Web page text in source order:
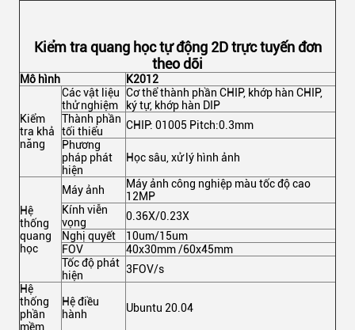
Kiểm tra quang học tự động 2D trực tuyến đơn
theo dõi
Mô hình K2012
Kiểm
tra khả
năng
Các vật liệu
thử nghiệm
Cơ thể thành phần CHIP, khớp hàn CHIP,
ký tự, khớp hàn DIP
Thành phần
tối thiểu
CHIP: 01005 Pitch:0.3mm
Phương
pháp phát
hiện
Học sâu, xử lý hình ảnh
Hệ
thống
quang
học
Máy ảnh
Máy ảnh công nghiệp màu tốc độ cao
12MP
Kính viễn
vọng
0.36X/0.23X
Nghị quyết
10um/15um
FOV
40x30mm /60x45mm
Tốc độ phát
hiện
3FOV/s
Hệ
thống
phần
mềm
Hệ điều
hành
Ubuntu 20.04